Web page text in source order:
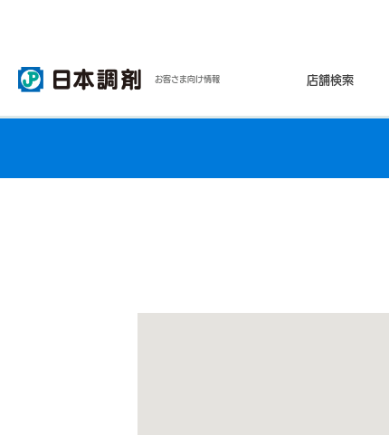
お客さま向け情報 店舗検索